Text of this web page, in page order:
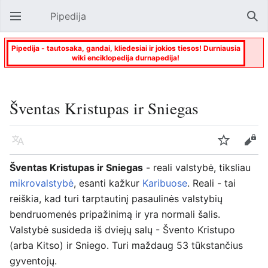
Atverti pagrindinį meniu Pipedija
Pipedija - tautosaka, gandai, kliedesiai ir jokios tiesos! Durniausia
wiki enciklopedija durnapedija!
Šventas Kristupas ir Sniegas
Kalba Stebėti
Keisti
Šventas Kristupas ir Sniegas - reali valstybė, tiksliau
mikrovalstybė, esanti kažkur Karibuose. Reali - tai
reiškia, kad turi tarptautinį pasaulinės valstybių
bendruomenės pripažinimą ir yra normali šalis.
Valstybė susideda iš dviejų salų - Švento Kristupo
(arba Kitso) ir Sniego. Turi maždaug 53 tūkstančius
gyventojų.